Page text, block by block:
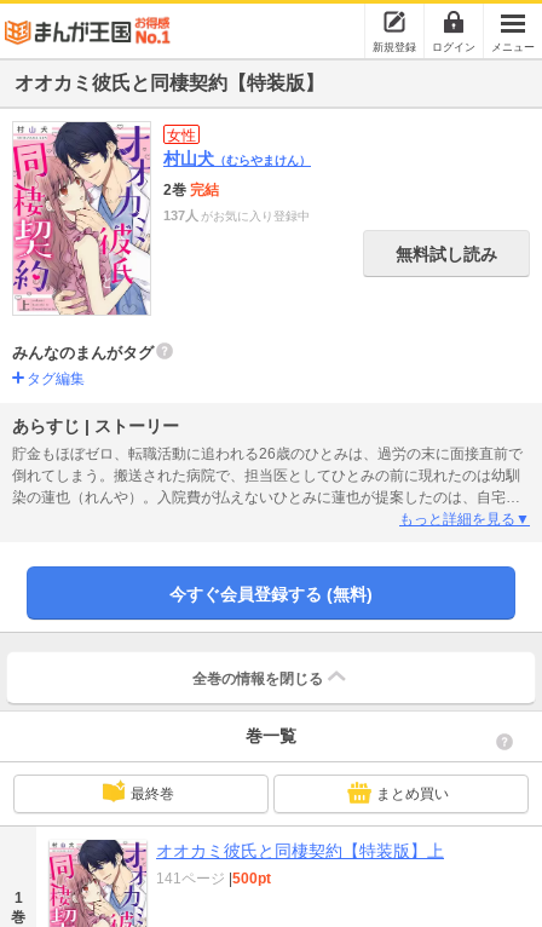
新規登録 ログイン メニュー
オオカミ彼氏と同棲契約【特装版】
女性
村山犬 （むらやまけん）
2巻 完結
137人 がお気に入り登録中
無料試し読み
みんなのまんがタグ
タグ編集
あらすじ | ストーリー
貯金もほぼゼロ、転職活動に追われる26歳のひとみは、過労の末に面接直前で
倒れてしまう。搬送された病院で、担当医としてひとみの前に現れたのは幼馴
染の蓮也（れんや）。入院費が払えないひとみに蓮也が提案したのは、自宅で
の付き添い看病！！ 昔と変わらず優しい笑顔の一方で時折見せる思わせぶり
トラ崖っぷち女子のキュンキュンラブストーリー！※こちらは『オオカミ彼氏
と同棲契約』の1話～4話を収録した特装版です。
もっと詳細を見る▼
今すぐ会員登録する (無料)
全巻の情報を 閉じる
巻一覧
最終巻 まとめ買い
1
巻
オオカミ彼氏と同棲契約【特装版】上
141ページ |500pt